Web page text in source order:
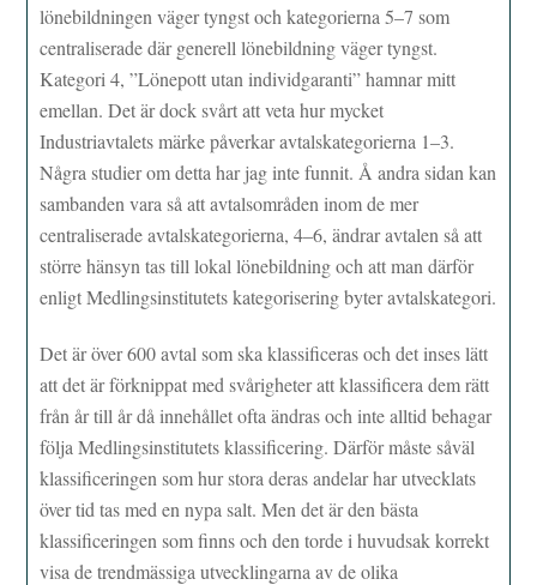
lönebildningen väger tyngst och kategorierna 5–7 som
centraliserade där generell lönebildning väger tyngst.
Kategori 4, ”Lönepott utan individgaranti” hamnar mitt
emellan. Det är dock svårt att veta hur mycket
Industriavtalets märke påverkar avtalskategorierna 1–3.
Några studier om detta har jag inte funnit. Å andra sidan kan
sambanden vara så att avtalsområden inom de mer
centraliserade avtalskategorierna, 4–6, ändrar avtalen så att
större hänsyn tas till lokal lönebildning och att man därför
enligt Medlingsinstitutets kategorisering byter avtalskategori.
Det är över 600 avtal som ska klassificeras och det inses lätt
att det är förknippat med svårigheter att klassificera dem rätt
från år till år då innehållet ofta ändras och inte alltid behagar
följa Medlingsinstitutets klassificering. Därför måste såväl
klassificeringen som hur stora deras andelar har utvecklats
över tid tas med en nypa salt. Men det är den bästa
klassificeringen som finns och den torde i huvudsak korrekt
visa de trendmässiga utvecklingarna av de olika